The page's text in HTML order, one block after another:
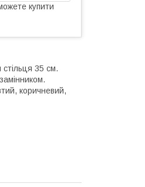
купити
35 см.
коричневий,